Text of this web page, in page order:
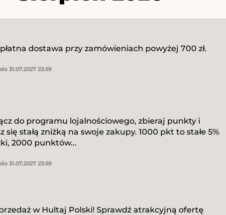
dostawa przy zamówieniach powyżej 700 zł.
do 31.07.2027 23:59
do programu lojalnościowego, zbieraj punkty i
się stałą zniżką na swoje zakupy. 1000 pkt to stałe 5%
2000 punktów...
do 31.07.2027 23:59
w Hultaj Polski! Sprawdź atrakcyjną ofertę